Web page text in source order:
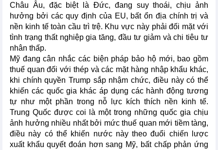
Châu Âu, đặc biệt là Đức, đang suy thoái, chịu ảnh
hưởng bởi các quy định của EU, bất ổn địa chính trị và
nền kinh tế toàn cầu trì trệ. Khu vực này phải đối mặt với
tình trạng thất nghiệp gia tăng, đầu tư giảm và chi tiêu tư
nhân thấp.
Mỹ đang cân nhắc các biện pháp bảo hộ mới, bao gồm
thuế quan đối với thép và các mặt hàng nhập khẩu khác,
khi chính quyền Trump sắp nhậm chức, điều này có thể
khiến các quốc gia khác áp dụng các hành động tương
tự như một phần trong nỗ lực kích thích nền kinh tế.
Trung Quốc được coi là một trong những quốc gia chịu
ảnh hưởng nhiều nhất bởi mức thuế quan mới tiềm tàng,
điều này có thể khiến nước này theo đuổi chiến lược
xuất khẩu quyết đoán hơn sang Mỹ, bất chấp phản ứng